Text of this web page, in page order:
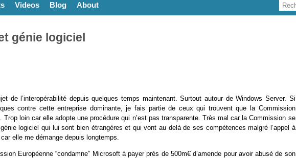
Videos Blog About
génie logiciel
de l’interopérabilité depuis quelques temps maintenant. Surtout autour de Windows Server. Si
contre cette entreprise dominante, je fais partie de ceux qui trouvent que la Commission
loin car elle adopte une procédure qui n’est pas transparente. Très mal car la Commission se
logiciel qui lui sont bien étrangères et qui vont au delà de ses compétences malgré l’appel à
elle me démange depuis longtemps.
Européenne “condamne” Microsoft à payer près de 500m€ d’amende pour avoir abusé de son